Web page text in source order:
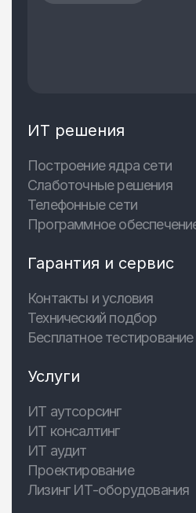
ИТ решения
Построение ядра сети
Слаботочные решения
Телефонные сети
Программное
Гарантия и сервис
Контакты и условия
Технический подбор
Бесплатное тестирование
Услуги
ИТ аутсорсинг
ИТ консалтинг
ИТ аудит
Проектирование
Лизинг ИТ-оборудования